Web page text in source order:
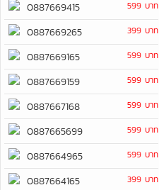
0887669415 599 บาท
0887669265 399 บาท
0887669165 599 บาท
0887669159 599 บาท
0887667168 599 บาท
0887665699 599 บาท
0887664965 599 บาท
0887664165 399 บาท